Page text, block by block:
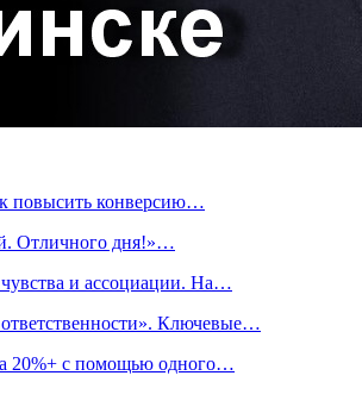
повысить конверсию…
Отличного дня!»…
и ассоциации. На…
Ключевые…
20%+ с помощью одного…